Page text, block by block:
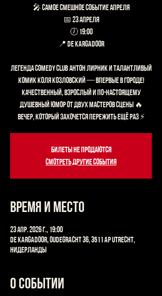
🎤 САМОЕ СМЕШНОЕ СОБЫТИЕ АПРЕЛЯ
📅 23 апреля
🕖 19:00
📍 De Kargadoor
Легенда Comedy Club Антон Лирник и талантливый
комик Коля Козловский — впервые в городе!
Качественный, взрослый и по-настоящему
душевный юмор от двух мастеров сцены 🔥
Вечер, который захочется пережить ещё раз ⚡
Билеты не продаются
Смотреть другие события
Время и место
23 апр. 2026 г., 19:00
De Kargadoor, Oudegracht 36, 3511 AP Utrecht,
Нидерланды
О событии